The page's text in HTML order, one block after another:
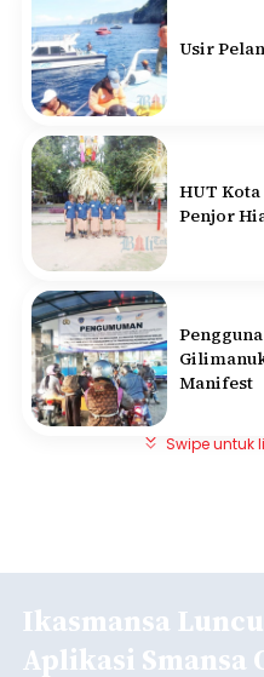
Usir
HUT
Penjor
Manifest
Swipe untuk
Ikasmansa
Aplikasi Smansa